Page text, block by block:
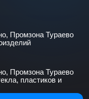
Промзона Тураево
Промзона Тураево
пластиков и